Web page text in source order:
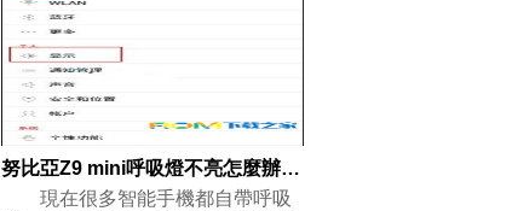
努比亞Z9 mini呼吸燈不亮怎麼辦 該怎麼解決？
現在很多智能手機都自帶呼吸